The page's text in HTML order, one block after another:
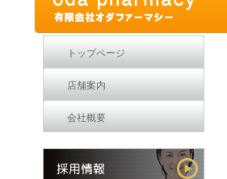
トップページ
店舗案内
会社概要